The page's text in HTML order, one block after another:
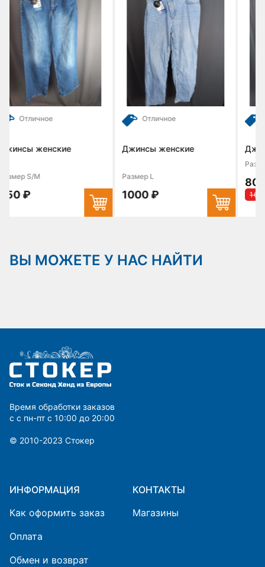
Джинсы женские
1000 ₽
С этикеткой
Джинсы женские
1600 ₽
ВЫ МОЖЕТЕ У НАС НАЙТИ
Время обработки заказов
с с пн-пт с 10:00 до 20:00
© 2010-2023 Cтокер
ИНФОРМАЦИЯ
Как оформить заказ
Оплата
Обмен и возврат
КОНТАКТЫ
Магазины